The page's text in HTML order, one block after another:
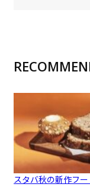
スタバ秋の新作フ